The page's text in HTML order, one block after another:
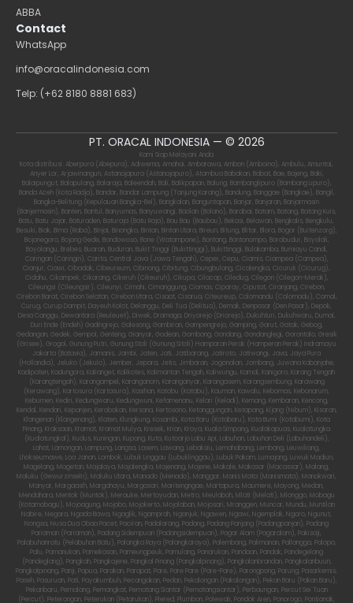
ABBA
Contact
WhatsApp
info@oracalindonesia.com
Telp: (+62 8180 8881 683)
PT. ORACAL INDONESIA — © 2026
Kami Siap Melayani Anda
Kota distribusi: Aberpura (Abepura), Adiwerna, Amahai, Ambarawa, Ambon (Amboina), Ambulu, Amuntai,
Anyer Lor, Arjawinangun, Astanajapura (Astanajapuro), Atambua Babakan, Babat, Bae, Bajeng, Baki,
Balaipungut, Balapulang, Balaraja, Baleendah, Bali, Balikpapan, Balung, Bambanglipuro (Bambang Lipuro),
Banda Aceh (Kota Radja), Bandar, Bandar Lampung (Tanjung Karang), Bandung, Banggae (Bangkae), Bangil,
Bangka-Belitung (Kepulauan Bangka-Bel), Bangkalan, Banguntapan, Banjar, Banjaran, Banjarmasin
(Banjermasin), Banten, Bantul, Banyumas, Banyuwangi, Baolan (Bolano), Barabai, Batam, Batang, Batang Kuis,
Batu, Batu Jajar, Baturaden, Baturaja (Batu Raja), Bau Bau (Baubau), Bekasi, Belawan, Bengkalis, Bengkulu,
Besuki, Biak, Bima (Raba), Binjai, Binongko, Bintan, Bintan Utara, Bireun, Bitung, Blitar, Blora, Bogor (Buitenzorg),
Bojonegoro, Bojong Gede, Bondowoso, Bone (Watampone), Bontang, Bontonompo, Borobudur, Boyolali,
Boyolangu, Brebes, Buaran, Buduran, Bukit Tinggi (Bukittinggi), Bukittinggi, Bulakamba, Bumiayu Candi,
Caringan (Caringin), Carita, Central Java (Jawa Tengah), Ceper, Cepu, Ciamis, Ciampea (Campea),
Cianjur, Ciawi, Cibadak, Cibeureum, Cibinong, Cibitung, Cibungbulang, Cicalengka, Cicuruk (Cicurug),
Cidahu, Cikampek, Cikarang, Cikeruh (Cikeuruh), Cikupa, Cilacap, Ciledug, Cilegon (Cilegon-Merak),
Cileungsi (Cileungsir), Cileunyi, Cimahi, Cimanggung, Ciomas, Ciparay, Ciputat, Ciranjang, Cirebon,
Cirebon Barat, Cirebon Selatan, Cirebon Utara, Cisaat, Cisarua, Citeureup, Colomandu (Colomadu), Comal,
Curug, Curup Dampit, Dayeuh Kolot, Delanggu, Deli Tua (Delitua), Demak, Denpasar (Den Pasar), Depok,
Desa Canggu, Dewantara (Reuleuet), Diwek, Dramaga, Driyorejo (Driorejo), Dukuhturi, Dukuhwaru, Dumai,
Duri Ende (Endeh) Gadingrejo, Galesong, Gambiran, Gampengrejo, Gamping, Garut, Gatak, Gebog,
Gedangan, Gedek, Gempol, Genteng, Gianyar, Godean, Gombong, Gondang, Gondanglegi, Gorontalo, Gresik
(Grisee), Grogol, Gunung Putri, Gunung Stoli (Gunung Sitoli) Hamparan Perak (Hamperan Perak) Indramayu
Jakarta (Batavia), Jamanis, Jambi, Jaten, Jati, Jatibarang, Jatiroto, Jatiwangi, Java, Jaya Pura
(Hollandia), Jeluko (Jekulo), Jember, Jepara, Jetis, Jimbaran, Jogonalan, Jombang, Juwana Kabanjahe,
Kadipaten, Kadungora, Kalianget, Kalikotes, Kalimantan Tengah, Kaliwungu, Kamal, Kanigoro, Karang Tengah
(Karangtengah), Karangampel, Karanganom, Karanganyar, Karangasem, Karangsembung, Karawang
(Kerawang), Kartosura (Kartasura), Kasihan, Katobu (Katabu), Kauman, Kawalu, Kebomas, Kebonarum,
Kebumen, Kediri, Kedungwaru, Kedungwuni, Kefamenanu, Kelari (Keladi), Kemang, Kembaran, Kencong,
Kendal, Kendari, Kepanjen, Kerobokan, Kersana, Kertosono, Ketanggungan, Ketapang, Kijang (Nibum), Kisaran,
Klangenan (Klangenang), Klaten, Klungkung, Kosambi, Kota Baru (Kotabaru), Kota Bumi (Kotabumi), Kota
Pinang, Kraksaan, Kramat, Kramat Mulya, Kresek, Krian, Kroya, Kuala Simpang, Kualakapuas, Kualatungka
(Kualatungkal), Kudus, Kuningan, Kupang, Kuta, Kutoarjo Labu Api, Labuhan, Labuhan Deli (Labuhandeli),
Lahat, Lamongan, Lampung, Langsa, Lasem, Lawang, Lebaksiu, Lemahabang, Lembang, Leuwiliang,
Lhokseumawe, Loa Janan, Lombok, Lubuk Linggau (Lubuklinggau), Lubuk Pakam, Lumajang, Luwuk Madiun,
Magelang, Magetan, Majalaya, Majalengka, Majenang, Majene, Makale, Makasar (Macassar), Malang,
Maluku (Gewurzinseln), Maluku Utara, Manado (Menado), Manggar, Manis Mata (Manismata), Manokwari,
Manyar, Margaasih, Margahayu, Margasari, Maritengngae, Martapura, Maumere, Mayong, Medan,
Mendahara, Mentok (Muntok), Merauke, Mertoyudan, Metro, Meulaboh, Mlati (Melati), Mlonggo, Mobagu
(Kotamobagu), Mojoagung, Mojobo, Mojokerto, Mojolaban, Mojosari, Mranggen, Muncar, Mundu, Muntilan
Nabire, Negara, Ngada Bawa, Ngaglik, Ngamprah, Nganjuk, Ngawen, Ngawi, Ngemplak, Ngoro, Ngunut,
Nongsa, Nusa Dua Obaa Pacet, Paciran, Padalarang, Padang, Padang Panjang (Padangpanjan), Padang
Pariaman (Pariaman), Padang Sidempuan (Padangsidempuan), Pagar Alam (Pagaralam), Pakisaji,
Palabuhanratu (Pelabuhan Batu), Palangka Raya (Palangkaraya), Palembang, Palimanan, Pallangga, Palopo,
Palu, Pamanukan, Pamekasan, Pameungpeuk, Pamulang, Panarukan, Pandaan, Pandak, Pandegelang
(Pandeglang), Pangkah, Pangkajene, Pangkal Pinang (Pangkalpinang), Pangkalanbrandan, Pangkalanbuun,
Pangkalpinang, Panji, Papua, Parakan, Parapat, Pare, Pare Pare (Pare-Pare), Parongpong, Parung, Pasarkemis,
Paseh, Pasuruan, Pati, Payakumbuh, Pecangakan, Pedan, Pekalongan (Pakalongan), Pekan Baru (Pakan Baru),
Pekanbaru, Pemalang, Pemangkat, Pematang Siantar (Pematangsiantar), Perbaungan, Percut Sei Tuan
(Percut), Peterongan, Peterukan (Petarukan), Plered, Plumbon, Polewali, Pondok Aren, Ponorogo, Pontianak,